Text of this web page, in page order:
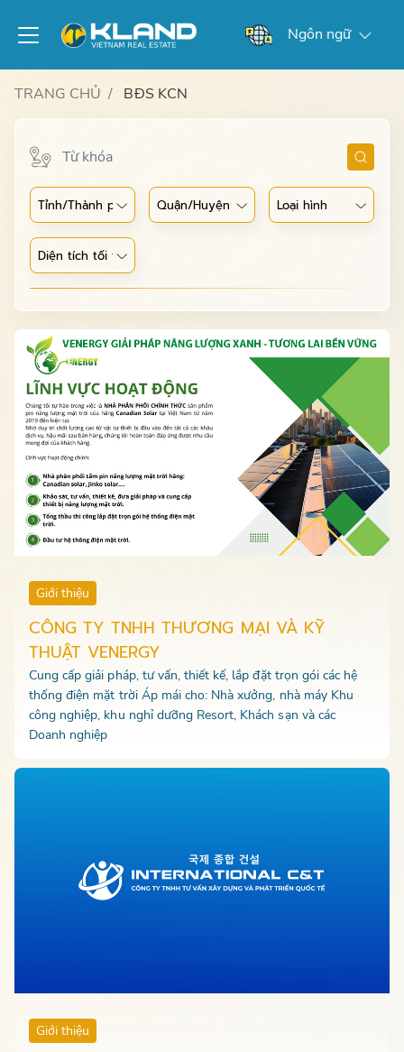
Ngôn ngữ
TRANG CHỦ BĐS KCN
Giới thiệu
CÔNG TY TNHH THƯƠNG MẠI VÀ KỸ
THUẬT VENERGY
Cung cấp giải pháp, tư vấn, thiết kế, lắp đặt trọn gói các hệ
thống điện mặt trời Áp mái cho: Nhà xưởng, nhà máy Khu
công nghiệp, khu nghỉ dưỡng Resort, Khách sạn và các
Doanh nghiệp
Giới thiệu